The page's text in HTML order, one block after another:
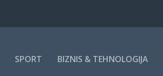
SPORT BIZNIS & TEHNOLOGIJA